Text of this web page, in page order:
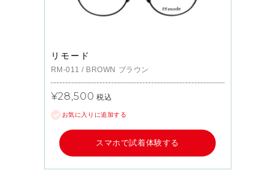
リモード
RM-011 / BROWN ブラウン
¥28,500 税込
お気に入りに追加する
スマホで試着体験する